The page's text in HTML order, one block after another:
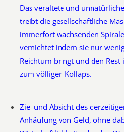
Das veraltete und
treibt die gesellschaftliche
immerfort wachsenden
vernichtet indem sie nur
Reichtum bringt und den
zum völligen Kollaps.
Ziel und Absicht des
Anhäufung von Geld, ohne